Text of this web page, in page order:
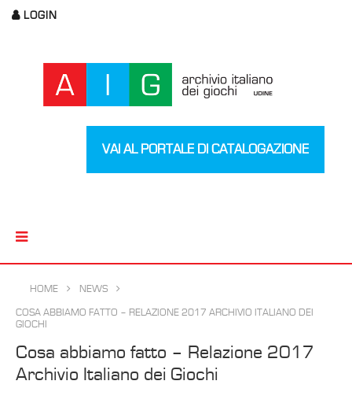
LOGIN
VAI AL PORTALE DI CATALOGAZIONE
HOME
NEWS
COSA ABBIAMO FATTO – RELAZIONE 2017 ARCHIVIO ITALIANO DEI
GIOCHI
Cosa abbiamo fatto – Relazione 2017
Archivio Italiano dei Giochi